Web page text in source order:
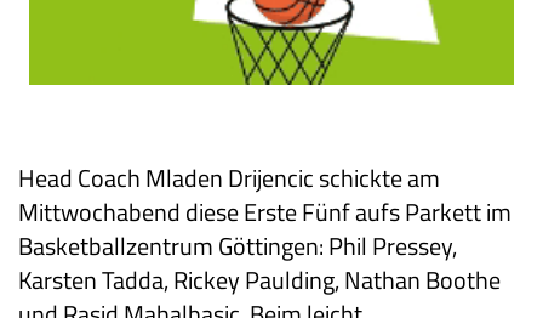
Head Coach Mladen Drijencic schickte am
Mittwochabend diese Erste Fünf aufs Parkett im
Basketballzentrum Göttingen: Phil Pressey,
Karsten Tadda, Rickey Paulding, Nathan Boothe